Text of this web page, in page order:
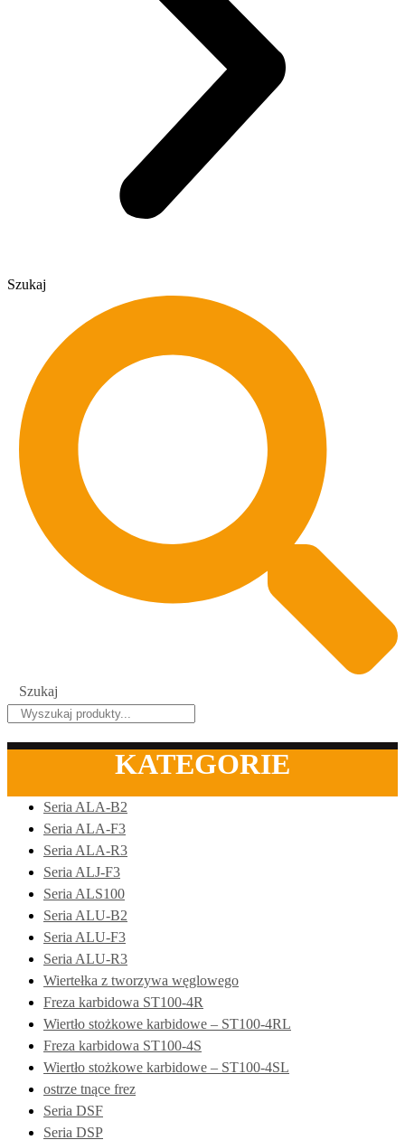
Szukaj
Szukaj
KATEGORIE
Seria ALA-B2
Seria ALA-F3
Seria ALA-R3
Seria ALJ-F3
Seria ALS100
Seria ALU-B2
Seria ALU-F3
Seria ALU-R3
Wiertełka z tworzywa węglowego
Freza karbidowa ST100-4R
Wiertło stożkowe karbidowe – ST100-4RL
Freza karbidowa ST100-4S
Wiertło stożkowe karbidowe – ST100-4SL
ostrze tnące frez
Seria DSF
Seria DSP